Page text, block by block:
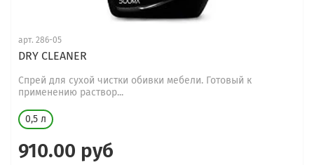
арт. 286-05
DRY CLEANER
Спрей для сухой чистки обивки мебели. Готовый к
применению раствор...
0,5 л
910.00 руб